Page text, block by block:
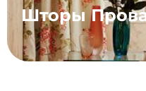
Шторы